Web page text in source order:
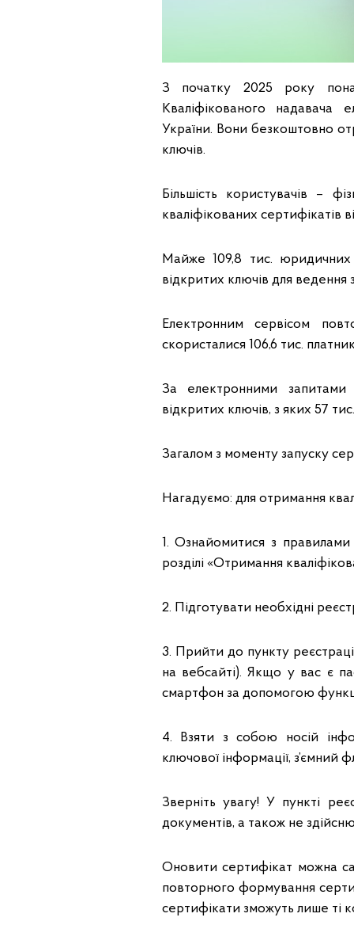
З початку 2025 року
Кваліфікованого надавача
України. Вони безкоштовно
ключів.
Більшість користувачів –
кваліфікованих сертифікатів
Майже 109,8 тис. юридичних
відкритих ключів для ведення
Електронним сервісом
скористалися 106,6 тис.
За електронними запитами
відкритих ключів, з яких 57
Загалом з моменту запуску
Нагадуємо: для отримання
1. Ознайомитися з
розділі «Отримання
2. Підготувати необхідні
3. Прийти до пункту
на вебсайті). Якщо у вас є
смартфон за допомогою
4. Взяти з собою носій
ключової інформації, з’ємний
Зверніть увагу! У пункті
документів, а також не
Оновити сертифікат можна
повторного формування
сертифікати зможуть лише ті